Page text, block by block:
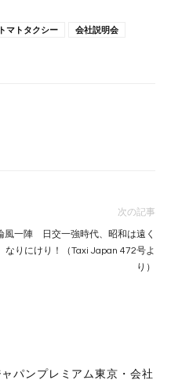
トマトタクシー
会社説明会
次の記事
風一陣 日交一強時代、昭和は遠く
なりにけり！（Taxi Japan 472号よ
り）
パンプレミアム東京・会社